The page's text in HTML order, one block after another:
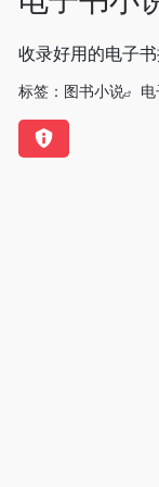
收录好用的电子
标签： 图书小说